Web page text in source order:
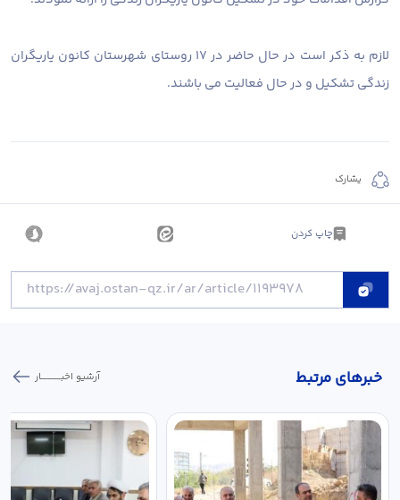
لازم به ذکر است در حال حاضر در ۱۷ روستای شهرستان کانون یاریگران
زندگی تشکیل و در حال فعالیت می باشند.
يشارك
چاپ کردن
خبر‌های مرتبط آرشیو اخبـــــــــــار